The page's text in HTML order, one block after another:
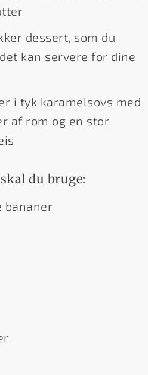
dessert, som du
kan servere for dine
i tyk karamelsovs med
af rom og en stor
du bruge:
bananer